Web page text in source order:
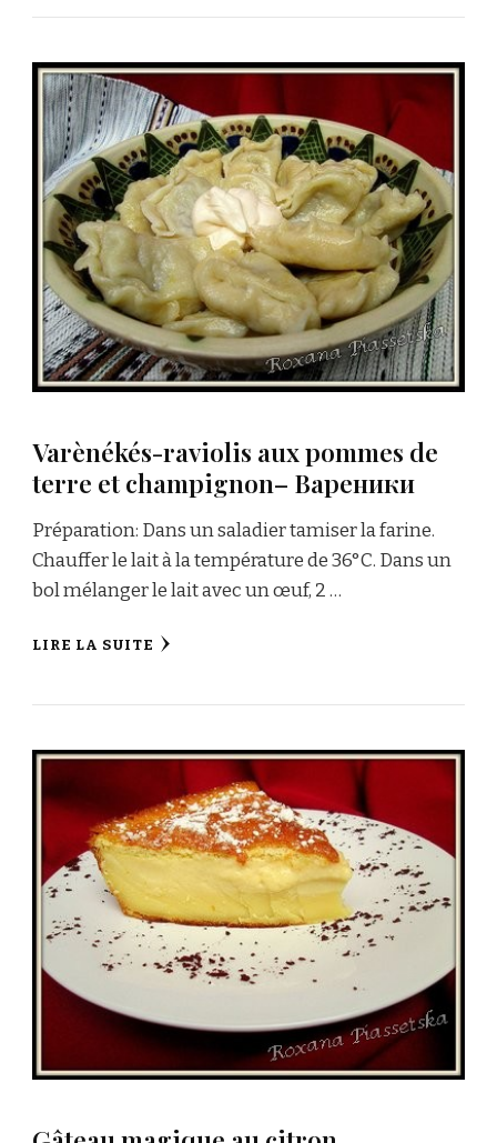
Varènékés-raviolis aux pommes de
terre et champignon– Вареники
Préparation: Dans un saladier tamiser la farine.
Chauffer le lait à la température de 36°C. Dans un
bol mélanger le lait avec un œuf, 2 …
LIRE LA SUITE